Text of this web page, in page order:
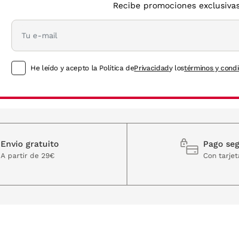
Recibe promociones
He leído y acepto la Política dePrivacidady lostérminos y
Envio gratuito
A partir de 29€
Pago
Con